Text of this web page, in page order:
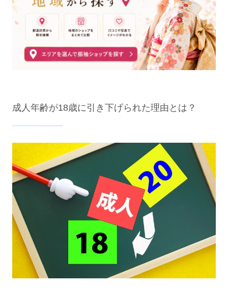
成人年齢が18歳に引き下げられた理由とは？